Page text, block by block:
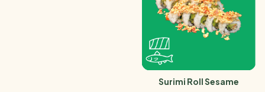
Surimi Roll Sesame